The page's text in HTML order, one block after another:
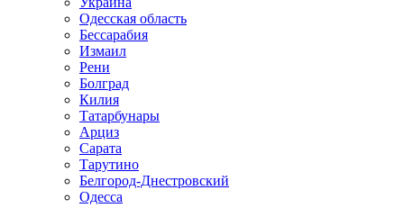
Одесская область
Бессарабия
Измаил
Рени
Болград
Килия
Татарбунары
Арциз
Сарата
Тарутино
Белгород-Днестровский
Одесса